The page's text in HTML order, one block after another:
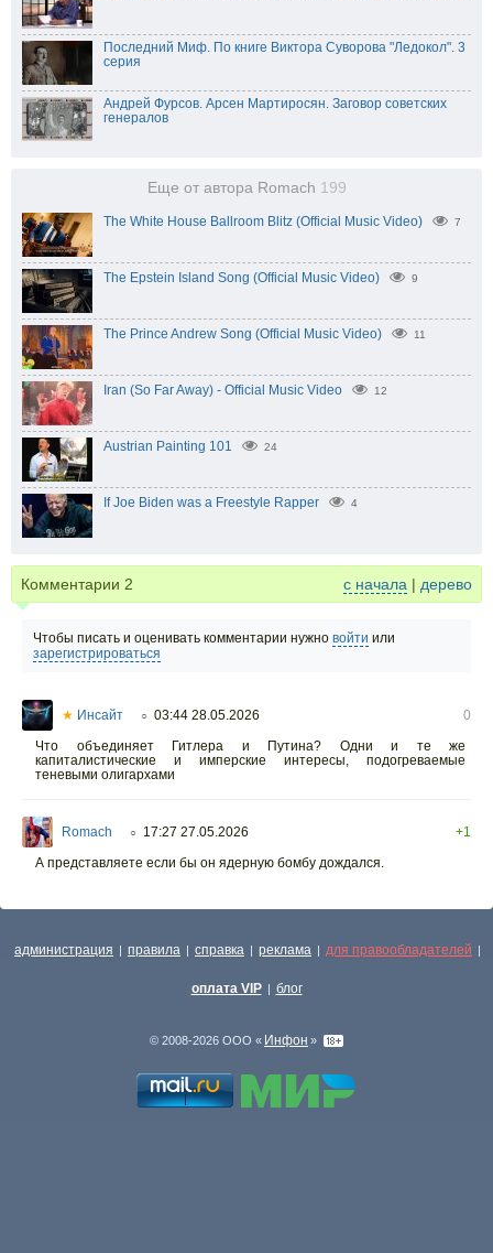
Последний Миф. По книге Виктора Суворова "Ледокол". 3
серия
Андрей Фурсов. Арсен Мартиросян. Заговор советских
генералов
Еще от автора Romach 199
The White House Ballroom Blitz (Official Music Video) 7
The Epstein Island Song (Official Music Video) 9
The Prince Andrew Song (Official Music Video) 11
Iran (So Far Away) - Official Music Video 12
Austrian Painting 101 24
If Joe Biden was a Freestyle Rapper 4
Комментарии 2 с начала | дерево
Чтобы писать и оценивать комментарии нужно войти или
зарегистрироваться
★ Инсайт ○ 03:44 28.05.2026
0
Что объединяет Гитлера и Путина? Одни и те же
капиталистические и имперские интересы, подогреваемые
теневыми олигархами
Romach ○ 17:27 27.05.2026
+1
А представляете если бы он ядерную бомбу дождался.
администрация | правила | справка | реклама | для правообладателей |
оплата VIP | блог
© 2008-2026 ООО « Инфон »